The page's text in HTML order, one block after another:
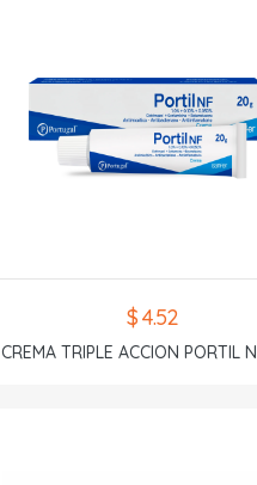
$ 4.52
CREMA TRIPLE ACCION PORTIL